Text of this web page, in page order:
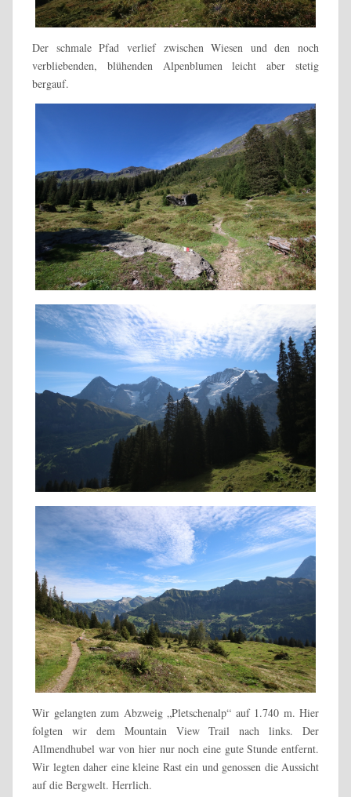
Der schmale Pfad verlief zwischen Wiesen und den noch
verbliebenden, blühenden Alpenblumen leicht aber stetig
bergauf.
Wir gelangten zum Abzweig „Pletschenalp“ auf 1.740 m. Hier
folgten wir dem Mountain View Trail nach links. Der
Allmendhubel war von hier nur noch eine gute Stunde entfernt.
Wir legten daher eine kleine Rast ein und genossen die Aussicht
auf die Bergwelt. Herrlich.